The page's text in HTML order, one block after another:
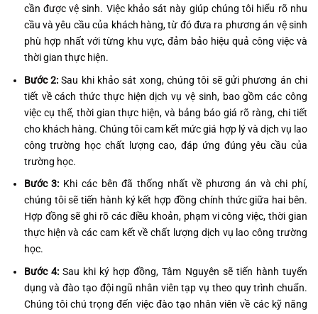
cần được vệ sinh. Việc khảo sát này giúp chúng tôi hiểu rõ nhu
cầu và yêu cầu của khách hàng, từ đó đưa ra phương án vệ sinh
phù hợp nhất với từng khu vực, đảm bảo hiệu quả công việc và
thời gian thực hiện.
Bước 2: Sau khi khảo sát xong, chúng tôi sẽ gửi phương án chi
tiết về cách thức thực hiện dịch vụ vệ sinh, bao gồm các công
việc cụ thể, thời gian thực hiện, và bảng báo giá rõ ràng, chi tiết
cho khách hàng. Chúng tôi cam kết mức giá hợp lý và dịch vụ lao
công trường học chất lượng cao, đáp ứng đúng yêu cầu của
trường học.
Bước 3: Khi các bên đã thống nhất về phương án và chi phí,
chúng tôi sẽ tiến hành ký kết hợp đồng chính thức giữa hai bên.
Hợp đồng sẽ ghi rõ các điều khoản, phạm vi công việc, thời gian
thực hiện và các cam kết về chất lượng dịch vụ lao công trường
học.
Bước 4:Sau khi ký hợp đồng, Tâm Nguyên sẽ tiến hành tuyển
dụng và đào tạo đội ngũ nhân viên tạp vụ theo quy trình chuẩn.
Chúng tôi chú trọng đến việc đào tạo nhân viên về các kỹ năng